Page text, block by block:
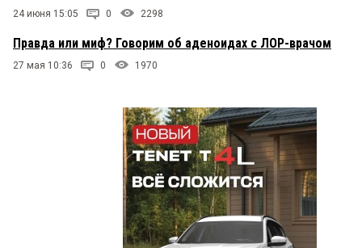
24 июня 15:05 0 2298
Правда или миф? Говорим об аденоидах с ЛОР-врачом
27 мая 10:36 0 1970